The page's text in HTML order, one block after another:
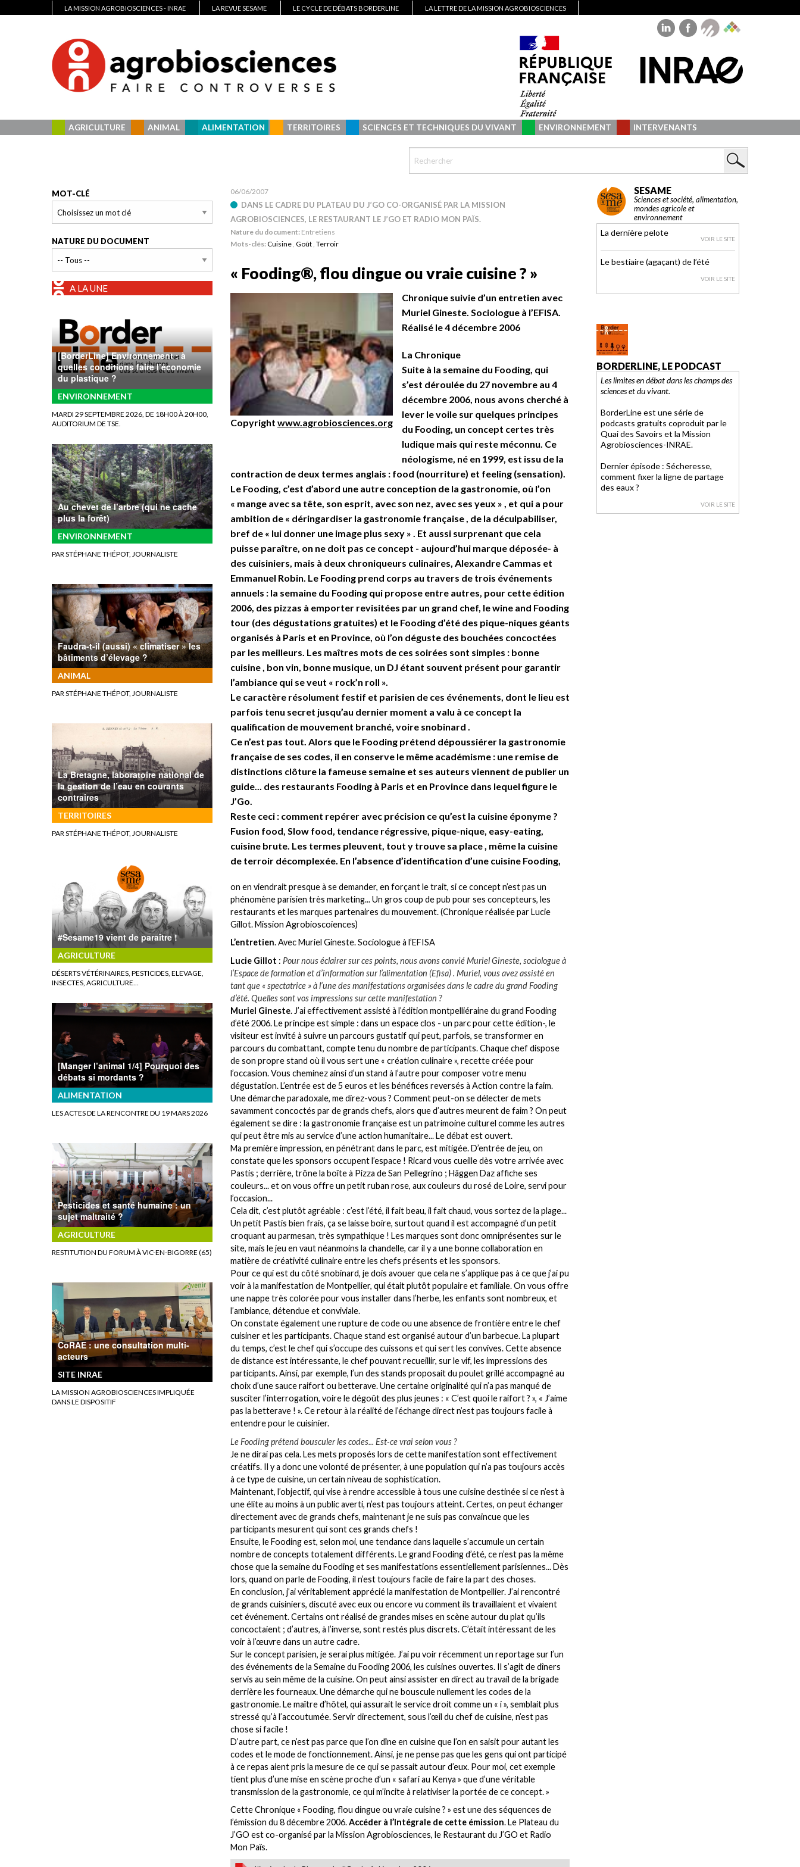
LA MISSION AGROBIOSCIENCES - INRAE LA REVUE SESAME LE CYCLE DE DÉBATS BORDERLINE LA LETTRE DE LA MISSION AGROBIOSCIENCES
AGRICULTURE ANIMAL ALIMENTATION TERRITOIRES SCIENCES ET TECHNIQUES DU VIVANT ENVIRONNEMENT INTERVENANTS
06/06/2007
DANS LE CADRE DU PLATEAU DU J’GO CO-ORGANISÉ PAR LA MISSION
AGROBIOSCIENCES, LE RESTAURANT LE J’GO ET RADIO MON PAÏS.
Nature du document: Entretiens
Mots-clés:Cuisine , Goût , Terroir
« Fooding®, flou dingue ou vraie cuisine ? »
Copyright www.agrobiosciences.org
Chronique suivie d’un entretien avec
Muriel Gineste. Sociologue à l’EFISA.
Réalisé le 4 décembre 2006
La Chronique
Suite à la semaine du Fooding, qui
s’est déroulée du 27 novembre au 4
décembre 2006, nous avons cherché à
lever le voile sur quelques principes
du Fooding, un concept certes très
ludique mais qui reste méconnu. Ce
néologisme, né en 1999, est issu de la
contraction de deux termes anglais : food (nourriture) et feeling (sensation).
Le Fooding, c’est d’abord une autre conception de la gastronomie, où l’on
« mange avec sa tête, son esprit, avec son nez, avec ses yeux » , et qui a pour
ambition de « déringardiser la gastronomie française , de la déculpabiliser,
bref de « lui donner une image plus sexy » . Et aussi surprenant que cela
puisse paraître, on ne doit pas ce concept - aujourd’hui marque déposée- à
des cuisiniers, mais à deux chroniqueurs culinaires, Alexandre Cammas et
Emmanuel Robin. Le Fooding prend corps au travers de trois événements
annuels : la semaine du Fooding qui propose entre autres, pour cette édition
2006, des pizzas à emporter revisitées par un grand chef, le wine and Fooding
tour (des dégustations gratuites) et le Fooding d’été des pique-niques géants
organisés à Paris et en Province, où l’on déguste des bouchées concoctées
par les meilleurs. Les maîtres mots de ces soirées sont simples : bonne
cuisine , bon vin, bonne musique, un DJ étant souvent présent pour garantir
l’ambiance qui se veut « rock’n roll ».
Le caractère résolument festif et parisien de ces événements, dont le lieu est
parfois tenu secret jusqu’au dernier moment a valu à ce concept la
qualification de mouvement branché, voire snobinard .
Ce n’est pas tout. Alors que le Fooding prétend dépoussiérer la gastronomie
française de ses codes, il en conserve le même académisme : une remise de
distinctions clôture la fameuse semaine et ses auteurs viennent de publier un
guide... des restaurants Fooding à Paris et en Province dans lequel figure le
J’Go.
Reste ceci : comment repérer avec précision ce qu’est la cuisine éponyme ?
Fusion food, Slow food, tendance régressive, pique-nique, easy-eating,
cuisine brute. Les termes pleuvent, tout y trouve sa place , même la cuisine
de terroir décomplexée. En l’absence d’identification d’une cuisine Fooding,
on en viendrait presque à se demander, en forçant le trait, si ce concept n’est pas un
phénomène parisien très marketing... Un gros coup de pub pour ses concepteurs, les
restaurants et les marques partenaires du mouvement. (Chronique réalisée par Lucie
Gillot. Mission Agrobioscoiences)
L’entretien. Avec Muriel Gineste. Sociologue à l’EFISA
Lucie Gillot : Pour nous éclairer sur ces points, nous avons convié Muriel Gineste, sociologue à
l’Espace de formation et d’information sur l’alimentation (Efisa) . Muriel, vous avez assisté en
tant que « spectatrice » à l’une des manifestations organisées dans le cadre du grand Fooding
d’été. Quelles sont vos impressions sur cette manifestation ?
Muriel Gineste. J’ai effectivement assisté à l’édition montpelliéraine du grand Fooding
d’été 2006. Le principe est simple : dans un espace clos - un parc pour cette édition-, le
visiteur est invité à suivre un parcours gustatif qui peut, parfois, se transformer en
parcours du combattant, compte tenu du nombre de participants. Chaque chef dispose
de son propre stand où il vous sert une « création culinaire », recette créée pour
l’occasion. Vous cheminez ainsi d’un stand à l’autre pour composer votre menu
dégustation. L’entrée est de 5 euros et les bénéfices reversés à Action contre la faim.
Une démarche paradoxale, me direz-vous ? Comment peut-on se délecter de mets
savamment concoctés par de grands chefs, alors que d’autres meurent de faim ? On peut
également se dire : la gastronomie française est un patrimoine culturel comme les autres
qui peut être mis au service d’une action humanitaire... Le débat est ouvert.
Ma première impression, en pénétrant dans le parc, est mitigée. D’entrée de jeu, on
constate que les sponsors occupent l’espace ! Ricard vous cueille dès votre arrivée avec
Pastis ; derrière, trône la boîte à Pizza de San Pellegrino ; Häggen Daz affiche ses
couleurs... et on vous offre un petit ruban rose, aux couleurs du rosé de Loire, servi pour
l’occasion...
Cela dit, c’est plutôt agréable : c’est l’été, il fait beau, il fait chaud, vous sortez de la plage...
Un petit Pastis bien frais, ça se laisse boire, surtout quand il est accompagné d’un petit
croquant au parmesan, très sympathique ! Les marques sont donc omniprésentes sur le
site, mais le jeu en vaut néanmoins la chandelle, car il y a une bonne collaboration en
matière de créativité culinaire entre les chefs présents et les sponsors.
Pour ce qui est du côté snobinard, je dois avouer que cela ne s’applique pas à ce que j’ai pu
voir à la manifestation de Montpellier, qui était plutôt populaire et familiale. On vous offre
une nappe très colorée pour vous installer dans l’herbe, les enfants sont nombreux, et
l’ambiance, détendue et conviviale.
On constate également une rupture de code ou une absence de frontière entre le chef
cuisiner et les participants. Chaque stand est organisé autour d’un barbecue. La plupart
du temps, c’est le chef qui s’occupe des cuissons et qui sert les convives. Cette absence
de distance est intéressante, le chef pouvant recueillir, sur le vif, les impressions des
participants. Ainsi, par exemple, l’un des stands proposait du poulet grillé accompagné au
choix d’une sauce raifort ou betterave. Une certaine originalité qui n’a pas manqué de
susciter l’interrogation, voire le dégoût des plus jeunes : « C’est quoi le raifort ? », « J’aime
pas la betterave ! ». Ce retour à la réalité de l’échange direct n’est pas toujours facile à
entendre pour le cuisinier.
Le Fooding prétend bousculer les codes... Est-ce vrai selon vous ?
Je ne dirai pas cela. Les mets proposés lors de cette manifestation sont effectivement
créatifs. Il y a donc une volonté de présenter, à une population qui n’a pas toujours accès
à ce type de cuisine, un certain niveau de sophistication.
Maintenant, l’objectif, qui vise à rendre accessible à tous une cuisine destinée si ce n’est à
une élite au moins à un public averti, n’est pas toujours atteint. Certes, on peut échanger
directement avec de grands chefs, maintenant je ne suis pas convaincue que les
participants mesurent qui sont ces grands chefs !
Ensuite, le Fooding est, selon moi, une tendance dans laquelle s’accumule un certain
nombre de concepts totalement différents. Le grand Fooding d’été, ce n’est pas la même
chose que la semaine du Fooding et ses manifestations essentiellement parisiennes... Dès
lors, quand on parle de Fooding, il n’est toujours facile de faire la part des choses.
En conclusion, j’ai véritablement apprécié la manifestation de Montpellier. J’ai rencontré
de grands cuisiniers, discuté avec eux ou encore vu comment ils travaillaient et vivaient
cet événement. Certains ont réalisé de grandes mises en scène autour du plat qu’ils
concoctaient ; d’autres, à l’inverse, sont restés plus discrets. C’était intéressant de les
voir à l’œuvre dans un autre cadre.
Sur le concept parisien, je serai plus mitigée. J’ai pu voir récemment un reportage sur l’un
des événements de la Semaine du Fooding 2006, les cuisines ouvertes. Il s’agit de dîners
servis au sein même de la cuisine. On peut ainsi assister en direct au travail de la brigade
derrière les fourneaux. Une démarche qui ne bouscule nullement les codes de la
gastronomie. Le maître d’hôtel, qui assurait le service droit comme un « i », semblait plus
stressé qu’à l’accoutumée. Servir directement, sous l’œil du chef de cuisine, n’est pas
chose si facile !
D’autre part, ce n’est pas parce que l’on dîne en cuisine que l’on en saisit pour autant les
codes et le mode de fonctionnement. Ainsi, je ne pense pas que les gens qui ont participé
à ce repas aient pris la mesure de ce qui se passait autour d’eux. Pour moi, cet exemple
tient plus d’une mise en scène proche d’un « safari au Kenya » que d’une véritable
transmission de la gastronomie, ce qui m’incite à relativiser la portée de ce concept. »
Cette Chronique « Fooding, flou dingue ou vraie cuisine ? » est une des séquences de
l’émission du 8 décembre 2006.Accéder à l’Intégrale de cette émission. Le Plateau du
J’GO est co-organisé par la Mission Agrobiosciences, le Restaurant du J’GO et Radio
Mon Païs.
MOT-CLÉ
NATURE DU DOCUMENT
A LA UNE
[BorderLine] Environnement : à
quelles conditions faire l’économie
du plastique ?
ENVIRONNEMENT
MARDI 29 SEPTEMBRE 2026, DE 18H00 À 20H00,
AUDITORIUM DE TSE.
Au chevet de l’arbre (qui ne cache
plus la forêt)
ENVIRONNEMENT
PAR STÉPHANE THÉPOT, JOURNALISTE
Faudra-t-il (aussi) « climatiser » les
bâtiments d’élevage ?
ANIMAL
PAR STÉPHANE THÉPOT, JOURNALISTE
La Bretagne, laboratoire national de
la gestion de l’eau en courants
contraires
TERRITOIRES
PAR STÉPHANE THÉPOT, JOURNALISTE
#Sesame19 vient de paraître !
AGRICULTURE
DÉSERTS VÉTÉRINAIRES, PESTICIDES, ELEVAGE,
INSECTES, AGRICULTURE…
[Manger l’animal 1/4] Pourquoi des
débats si mordants ?
ALIMENTATION
LES ACTES DE LA RENCONTRE DU 19 MARS 2026
Pesticides et santé humaine : un
sujet maltraité ?
AGRICULTURE
RESTITUTION DU FORUM À VIC-EN-BIGORRE (65)
CoRAE : une consultation multi-
acteurs
SITE INRAE
LA MISSION AGROBIOSCIENCES IMPLIQUÉE
DANS LE DISPOSITIF
SESAME
Sciences et société, alimentation,
mondes agricole et
environnement
La dernière pelote
VOIR LE SITE
Le bestiaire (agaçant) de l’été
VOIR LE SITE
BORDERLINE, LE PODCAST
Les limites en débat dans les champs des
sciences et du vivant.
BorderLine est une série de
podcasts gratuits coproduit par le
Quai des Savoirs et la Mission
Agrobiosciences-INRAE.
Dernier épisode : Sécheresse,
comment fixer la ligne de partage
des eaux ?
VOIR LE SITE